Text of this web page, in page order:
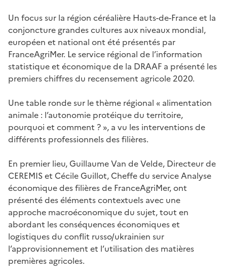
Un focus sur la région céréalière Hauts-de-France et la
conjoncture grandes cultures aux niveaux mondial,
européen et national ont été présentés par
FranceAgriMer. Le service régional de l’information
statistique et économique de la DRAAF a présenté les
premiers chiffres du recensement agricole 2020.
Une table ronde sur le thème régional « alimentation
animale : l’autonomie protéique du territoire,
pourquoi et comment ? », a vu les interventions de
différents professionnels des filières.
En premier lieu, Guillaume Van de Velde, Directeur de
CEREMIS et Cécile Guillot, Cheffe du service Analyse
économique des filières de FranceAgriMer, ont
présenté des éléments contextuels avec une
approche macroéconomique du sujet, tout en
abordant les conséquences économiques et
logistiques du conflit russo/ukrainien sur
l’approvisionnement et l’utilisation des matières
premières agricoles.